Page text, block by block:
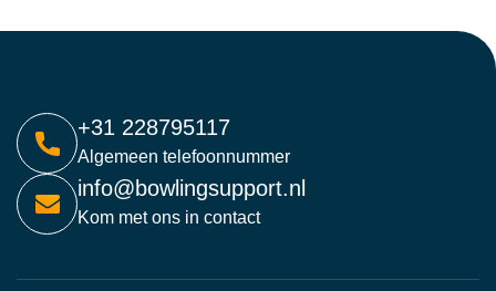
+31 228795117
Algemeen telefoonnummer
info@bowlingsupport.nl
Kom met ons in contact